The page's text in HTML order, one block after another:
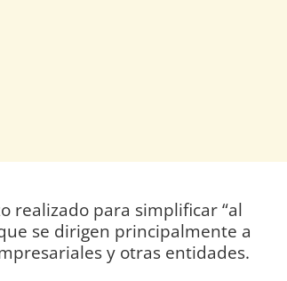
realizado para simplificar “al
se dirigen principalmente a
y otras entidades.